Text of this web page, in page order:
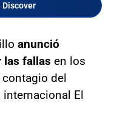
Discover
anunció
las fallas en los
del
internacional El